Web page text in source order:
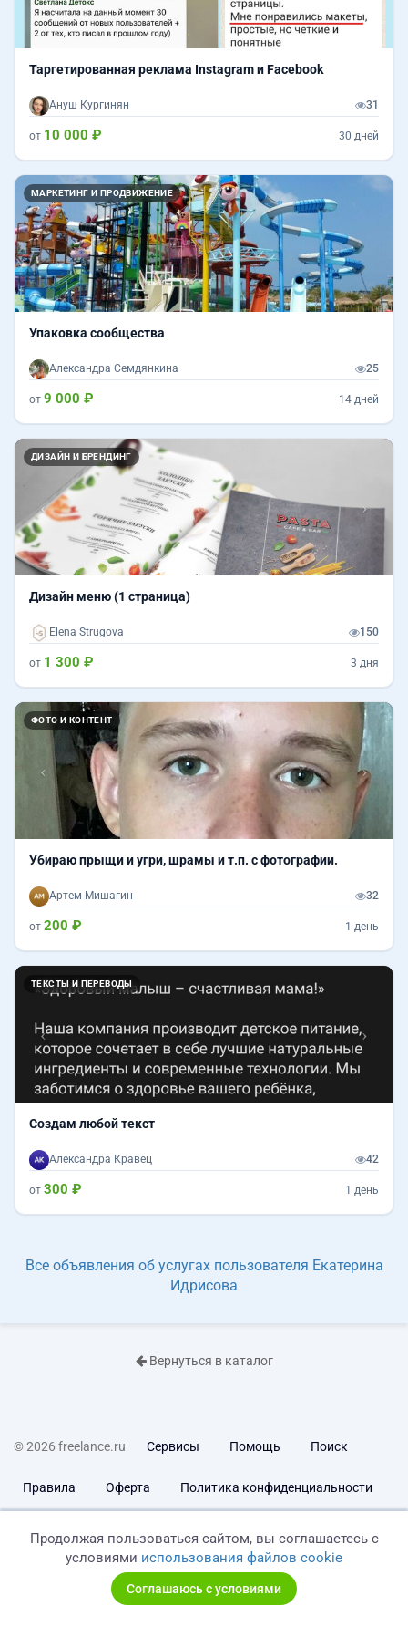
Таргетированная реклама Instagram и Facebook
Ануш Кургинян 31
от 10 000 ₽ 30 дней
МАРКЕТИНГ И ПРОДВИЖЕНИЕ
Упаковка сообщества
Александра Семдянкина 25
от 9 000 ₽ 14 дней
ДИЗАЙН И БРЕНДИНГ
Назад
Дизайн меню (1 страница)
Elena Strugova 150
от 1 300 ₽ 3 дня
ФОТО И КОНТЕНТ
Назад
Убираю прыщи и угри, шрамы и т.п. с фотографии.
Артем Мишагин 32
от 200 ₽ 1 день
ТЕКСТЫ И ПЕРЕВОДЫ
Назад
Создам любой текст
Александра Кравец 42
от 300 ₽ 1 день
Все объявления об услугах пользователя Екатерина
Идрисова
Вернуться в каталог
© 2026 freelance.ru Сервисы Помощь Поиск
Правила Оферта Политика конфиденциальности
Продолжая пользоваться сайтом, вы соглашаетесь с
условиями использования файлов cookie
Соглашаюсь с условиями